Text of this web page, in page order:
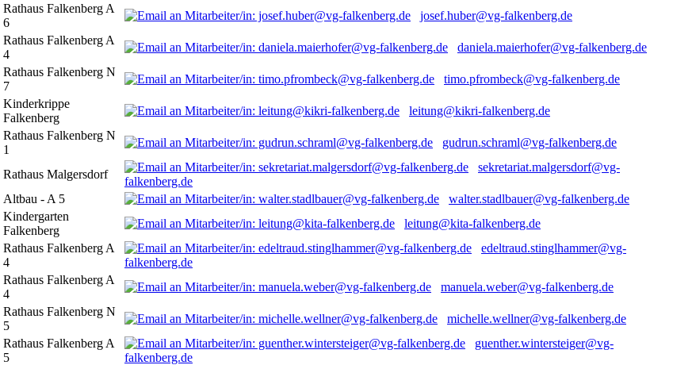
Rathaus Falkenberg A
6
josef.huber@vg-falkenberg.de
Rathaus Falkenberg A
4
daniela.maierhofer@vg-falkenberg.de
Rathaus Falkenberg N
7
timo.pfrombeck@vg-falkenberg.de
Kinderkrippe
Falkenberg
leitung@kikri-falkenberg.de
Rathaus Falkenberg N
1
gudrun.schraml@vg-falkenberg.de
Rathaus Malgersdorf
sekretariat.malgersdorf@vg-
falkenberg.de
Altbau - A 5
walter.stadlbauer@vg-falkenberg.de
Kindergarten
Falkenberg
leitung@kita-falkenberg.de
Rathaus Falkenberg A
4
edeltraud.stinglhammer@vg-
falkenberg.de
Rathaus Falkenberg A
4
manuela.weber@vg-falkenberg.de
Rathaus Falkenberg N
5
michelle.wellner@vg-falkenberg.de
Rathaus Falkenberg A
5
guenther.wintersteiger@vg-
falkenberg.de